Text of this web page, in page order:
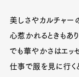
美しさやカルチャー
心惹かれるときもあり
でも華やかさはエッ
仕事で服を見に行く